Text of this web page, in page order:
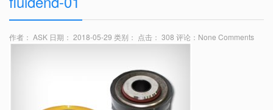
作者： ASK 日期： 2018-05-29 类别： 点击： 308 评论： None Comments